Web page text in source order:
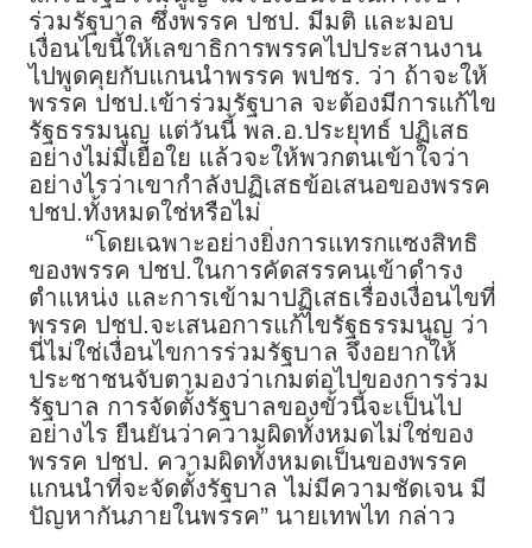
ร่วมรัฐบาล ซึ่งพรรค ปชป. มีมติ และมอบ
เงื่อนไขนี้ให้เลขาธิการพรรคไปประสานงาน
ไปพูดคุยกับแกนนำพรรค พปชร. ว่า ถ้าจะให้
พรรค ปชป.เข้าร่วมรัฐบาล จะต้องมีการแก้ไข
รัฐธรรมนูญ แต่วันนี้ พล.อ.ประยุทธ์ ปฏิเสธ
อย่างไม่มีเยื่อใย แล้วจะให้พวกตนเข้าใจว่า
อย่างไรว่าเขากำลังปฏิเสธข้อเสนอของพรรค
ปชป.ทั้งหมดใช่หรือไม่
“โดยเฉพาะอย่างยิ่งการแทรกแซงสิทธิ
ของพรรค ปชป.ในการคัดสรรคนเข้าดำรง
ตำแหน่ง และการเข้ามาปฏิเสธเรื่องเงื่อนไขที่
พรรค ปชป.จะเสนอการแก้ไขรัฐธรรมนูญ ว่า
นี่ไม่ใช่เงื่อนไขการร่วมรัฐบาล จึงอยากให้
ประชาชนจับตามองว่าเกมต่อไปของการร่วม
รัฐบาล การจัดตั้งรัฐบาลของขั้วนี้จะเป็นไป
อย่างไร ยืนยันว่าความผิดทั้งหมดไม่ใช่ของ
พรรค ปชป. ความผิดทั้งหมดเป็นของพรรค
แกนนำที่จะจัดตั้งรัฐบาล ไม่มีความชัดเจน มี
ปัญหากันภายในพรรค” นายเทพไท กล่าว